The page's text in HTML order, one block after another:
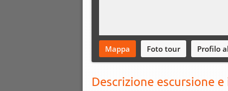
Mappa Foto tour Profilo
Descrizione escursione